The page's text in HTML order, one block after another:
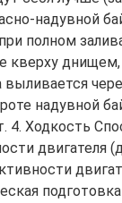
надувной
полном
кверху
выливается
надувной
4. Ходкость
двигателя